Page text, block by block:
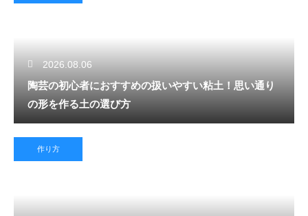
2026.08.06
陶芸の初心者におすすめの扱いやすい粘土！思い通り
の形を作る土の選び方
作り方